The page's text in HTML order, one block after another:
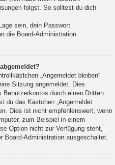
folgst. So solltest du dich
sein, dein Passwort
die Board-Administration.
„Angemeldet bleiben“
Sitzung angemeldet. Dies
durch einen Dritten.
du das Kästchen „Angemeldet
Dies ist nicht empfehlenswert, wenn
zum Beispiel in einem
Option nicht zur Verfügung steht,
Board-Administration ausgeschaltet.